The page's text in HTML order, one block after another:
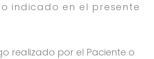
indicado en el presente
realizado por el Paciente o